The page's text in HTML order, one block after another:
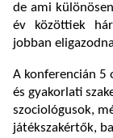
de ami
év közöttiek
jobban
A konferencián 5
és gyakorlati
szociológusok,
játékszakértők,